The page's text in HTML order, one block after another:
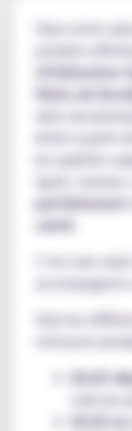
Dans notre
d’Utilisation
(Date de
date de
limite à partir
les qualités
(goût, texture,
parfaitement
santé
C’est une
Voici les
DLUO
mais
DLUO